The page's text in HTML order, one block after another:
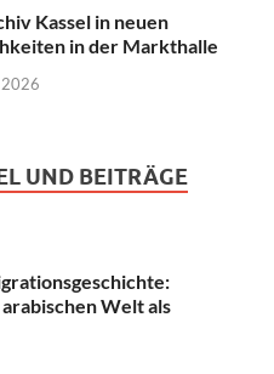
Kassel in neuen
in der Markthalle
UND BEITRÄGE
Welt als